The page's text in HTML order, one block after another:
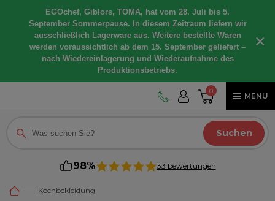
EGOchef, Giblors, TOMA, hat vom 28. Juli bis 5.
September Sommerpause. In diesem Zeitraum liefern wir
ausschließlich Lagerware aus. Weitere bestellte Waren
werden voraussichtlich ab dem 15. September geliefert –
nach Wiedereinlagerung und Wiederaufnahme des
Produktionsbetriebs.
×
0
MENU
Suchen
98% 33 bewertungen
Kochbekleidung